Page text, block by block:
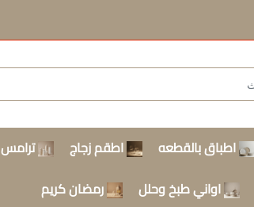
اطباق بالقطعه اطقم زجاج ترامس
اواني طبخ وحلل
رمضان كريم